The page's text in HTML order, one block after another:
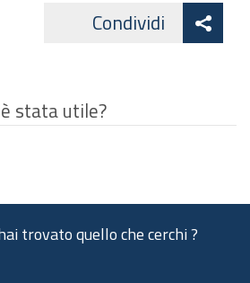
Condividi
stata utile?
trovato quello che cerchi ?